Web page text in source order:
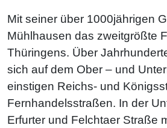
Mit seiner über 1000jährigen
Mühlhausen das zweitgrößte
Thüringens. Über
sich auf dem Ober – und
einstigen Reichs- und
Fernhandelsstraßen. In der
Erfurter und Felchtaer Straße